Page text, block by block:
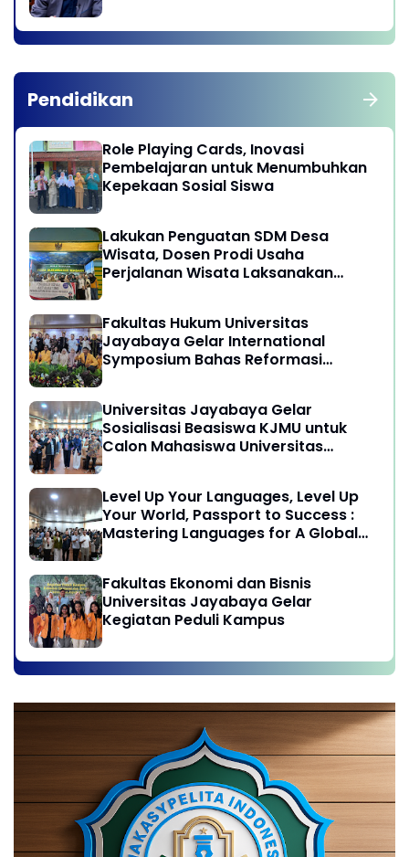
Pendidikan
Role Playing Cards, Inovasi
Pembelajaran untuk Menumbuhkan
Kepekaan Sosial Siswa
Lakukan Penguatan SDM Desa
Wisata, Dosen Prodi Usaha
Perjalanan Wisata Laksanakan
Sukamandi Masagi - Kabupaten
Subang, Jawa Barat
Fakultas Hukum Universitas
Jayabaya Gelar International
Symposium Bahas Reformasi
Universitas Jayabaya Gelar
Sosialisasi Beasiswa KJMU untuk
Calon Mahasiswa Universitas
Level Up Your Languages, Level Up
Your World, Passport to Success :
Mastering Languages for A Global
Fakultas Ekonomi dan Bisnis
Universitas Jayabaya Gelar
Kegiatan Peduli Kampus